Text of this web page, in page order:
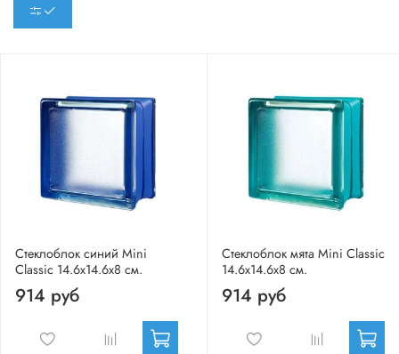
Стеклоблок синий Mini
Classic 14.6x14.6x8 см.
914 руб
Стеклоблок мята Mini Classic
14.6x14.6x8 см.
914 руб